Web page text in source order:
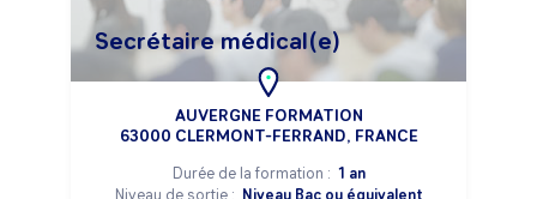
Secrétaire médical(e)
AUVERGNE FORMATION
63000 CLERMONT-FERRAND, FRANCE
Durée de la formation : 1 an
Niveau de sortie : Niveau Bac ou équivalent